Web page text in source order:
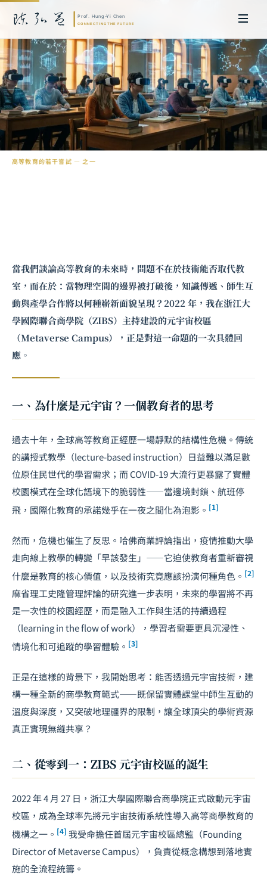
高等教育的若干嘗試 — 之一
當我們談論高等教育的未來時，問題不在於技術能否取代教
室，而在於：當物理空間的邊界被打破後，知識傳遞、師生互
動與產學合作將以何種嶄新面貌呈現？2022 年，我在浙江大
學國際聯合商學院（ZIBS）主持建設的元宇宙校區
（Metaverse Campus），正是對這一命題的一次具體回
應。
一、為什麼是元宇宙？一個教育者的思考
過去十年，全球高等教育正經歷一場靜默的結構性危機。傳統
的講授式教學（lecture-based instruction）日益難以滿足數
位原住民世代的學習需求；而 COVID-19 大流行更暴露了實體
校園模式在全球化語境下的脆弱性——當邊境封鎖、航班停
飛，國際化教育的承諾幾乎在一夜之間化為泡影。 [1]
然而，危機也催生了反思。哈佛商業評論指出，疫情推動大學
走向線上教學的轉變「早該發生」——它迫使教育者重新審視
什麼是教育的核心價值，以及技術究竟應該扮演何種角色。 [2]
麻省理工史隆管理評論的研究進一步表明，未來的學習將不再
是一次性的校園經歷，而是融入工作與生活的持續過程
（learning in the flow of work），學習者需要更具沉浸性、
情境化和可追蹤的學習體驗。 [3]
正是在這樣的背景下，我開始思考：能否透過元宇宙技術，建
構一種全新的商學教育範式——既保留實體課堂中師生互動的
溫度與深度，又突破地理疆界的限制，讓全球頂尖的學術資源
真正實現無縫共享？
二、從零到一：ZIBS 元宇宙校區的誕生
2022 年 4 月 27 日，浙江大學國際聯合商學院正式啟動元宇宙
校區，成為全球率先將元宇宙技術系統性導入高等商學教育的
機構之一。 [4] 我受命擔任首屆元宇宙校區總監（Founding
Director of Metaverse Campus），負責從概念構想到落地實
施的全流程統籌。